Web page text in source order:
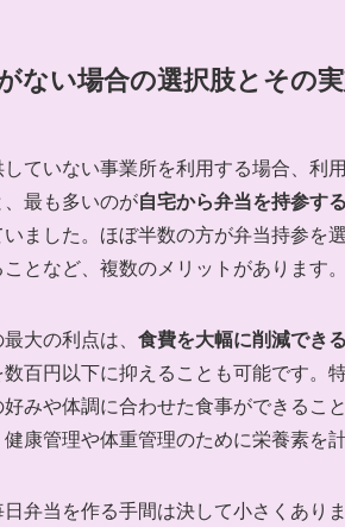
ない場合の選択肢とその
ていない事業所を利用する場合、利
、最も多いのが自宅から弁当を持参す
いました。ほぼ半数の方が弁当持参を
となど、複数のメリットがあります。
大の利点は、 食費を大幅に削減でき
百円以下に抑えることも可能です。
好みや体調に合わせた食事ができるこ
康管理や体重管理のために栄養素を
弁当を作る手間は決して小さくあり